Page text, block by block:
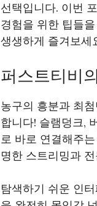
선택입니다. 이번
경험을 위한 팁들
생생하게 즐겨보세
퍼스트티비
농구의 흥분과 최
합니다! 슬램덩크,
로 바로 연결해주
명한 스트리밍과
탐색하기 쉬운 인